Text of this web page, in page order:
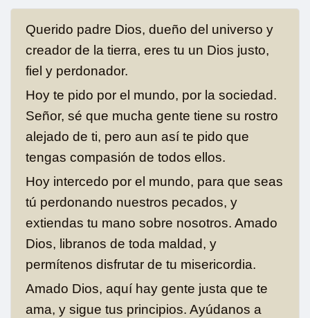
Querido padre Dios, dueño del universo y
creador de la tierra, eres tu un Dios justo,
fiel y perdonador.
Hoy te pido por el mundo, por la sociedad.
Señor, sé que mucha gente tiene su rostro
alejado de ti, pero aun así te pido que
tengas compasión de todos ellos.
Hoy intercedo por el mundo, para que seas
tú perdonando nuestros pecados, y
extiendas tu mano sobre nosotros. Amado
Dios, libranos de toda maldad, y
permítenos disfrutar de tu misericordia.
Amado Dios, aquí hay gente justa que te
ama, y sigue tus principios. Ayúdanos a